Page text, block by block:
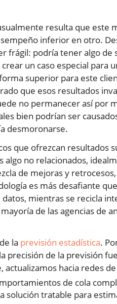
resulta que este
inferior en otro.
frágil: podría tener algo de
un caso especial para
superior para este
que esos resultados
no permanecer así por
bien podrían ser
desmoronarse.
que ofrezcan resultados
algo no relacionados,
de mejoras y
es más desafiante
mientras se recicla
de las agencias de
la previsión estadística.
precisión de la previsión
hacia redes
de cola
solución tratable para